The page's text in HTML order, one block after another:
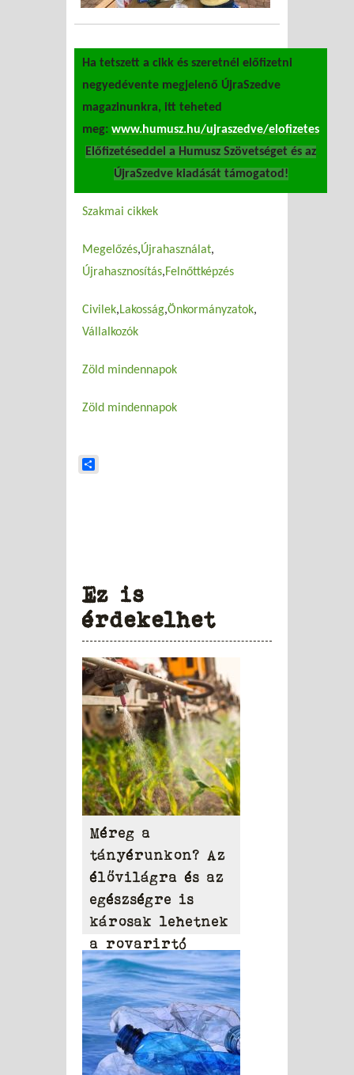
Ha tetszett a cikk és szeretnél előfizetni
negyedévente megjelenő ÚjraSzedve
magazinunkra, itt teheted
meg: www.humusz.hu/ujraszedve/elofizetes
Előfizetéseddel a Humusz Szövetséget és az
ÚjraSzedve kiadását támogatod!
Szakmai cikkek
Megelőzés Újrahasználat
Újrahasznosítás Felnőttképzés
Civilek Lakosság Önkormányzatok
Vállalkozók
Zöld mindennapok
Zöld mindennapok
Ez is
érdekelhet
Méreg a
tányérunkon? Az
élővilágra és az
egészségre is
károsak lehetnek
a rovarirtó
szerek